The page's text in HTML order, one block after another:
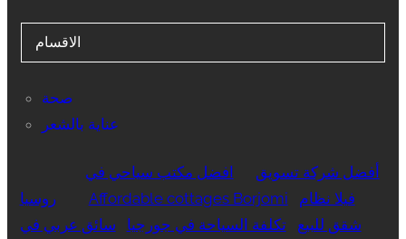
الاقسام
صحة
عناية بالشعر
أفضل شركة تسويق
افضل مكتب سياحي في
روسيا
Affordable cottages Borjomi
فيلا نظام
شقق للبيع
تكلفة السياحة في جورجيا
سائق عربي في